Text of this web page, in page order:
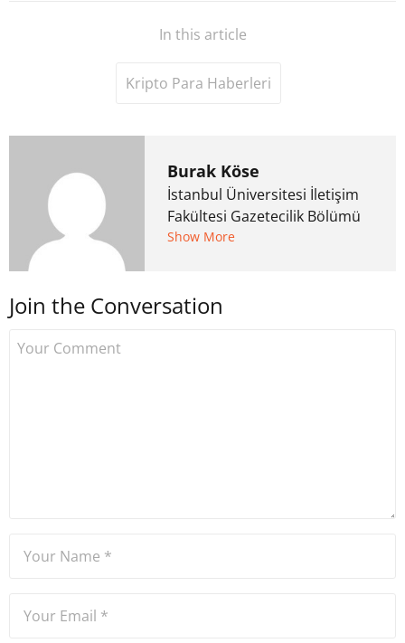
In this article
Kripto Para Haberleri
Burak Köse
İstanbul Üniversitesi İletişim
Fakültesi Gazetecilik Bölümü
mezunu. 6 yıl ana akım
kurdu. 2017'nin Mayıs ayından
Show More
Join the Conversation